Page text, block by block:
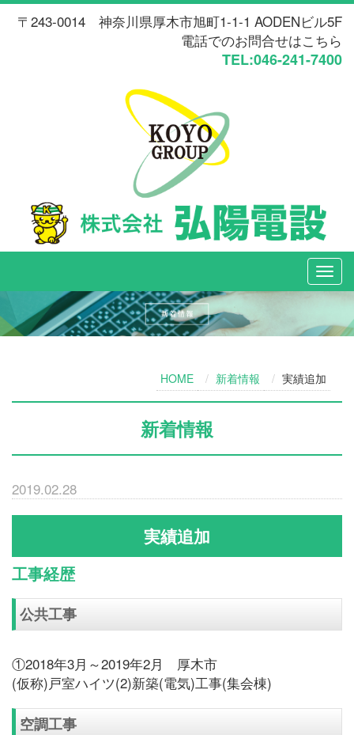
〒243-0014 神奈川県厚木市旭町1-1-1 AODENビル5F
電話でのお問合せはこちら
TEL:046-241-7400
HOME 新着情報 実績追加
新着情報
2019.02.28
実績追加
工事経歴
公共工事
①2018年3月～2019年2月 厚木市
(仮称)戸室ハイツ(2)新築(電気)工事(集会棟)
空調工事